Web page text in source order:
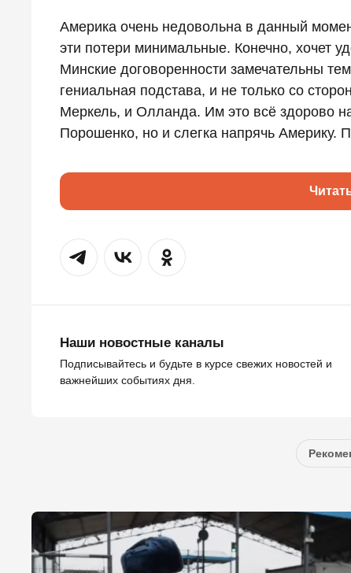
Америка очень недовольна в данный
эти потери минимальные. Конечно, хочет
Минские договоренности замечательны
гениальная подстава, и не только со
Меркель, и Олланда. Им это всё здорово
Порошенко, но и слегка напрячь Америку.
Наши новостные каналы
Подписывайтесь и будьте в курсе свежих новостей и
важнейших событиях дня.